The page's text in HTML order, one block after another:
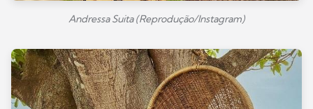
Andressa Suita (Reprodução/Instagram)